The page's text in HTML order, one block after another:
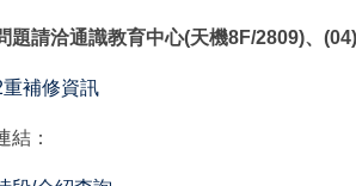
題請洽通識教育中心(天機8F/2809)、
重補修資訊
結：